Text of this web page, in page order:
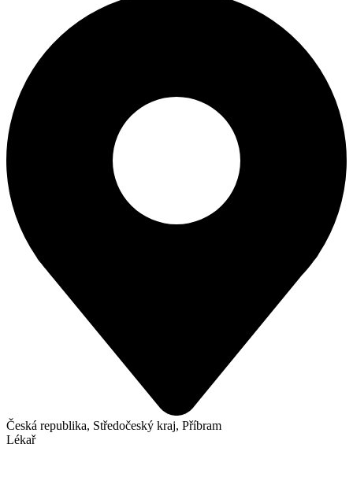
Česká republika, Středočeský kraj, Příbram
Lékař